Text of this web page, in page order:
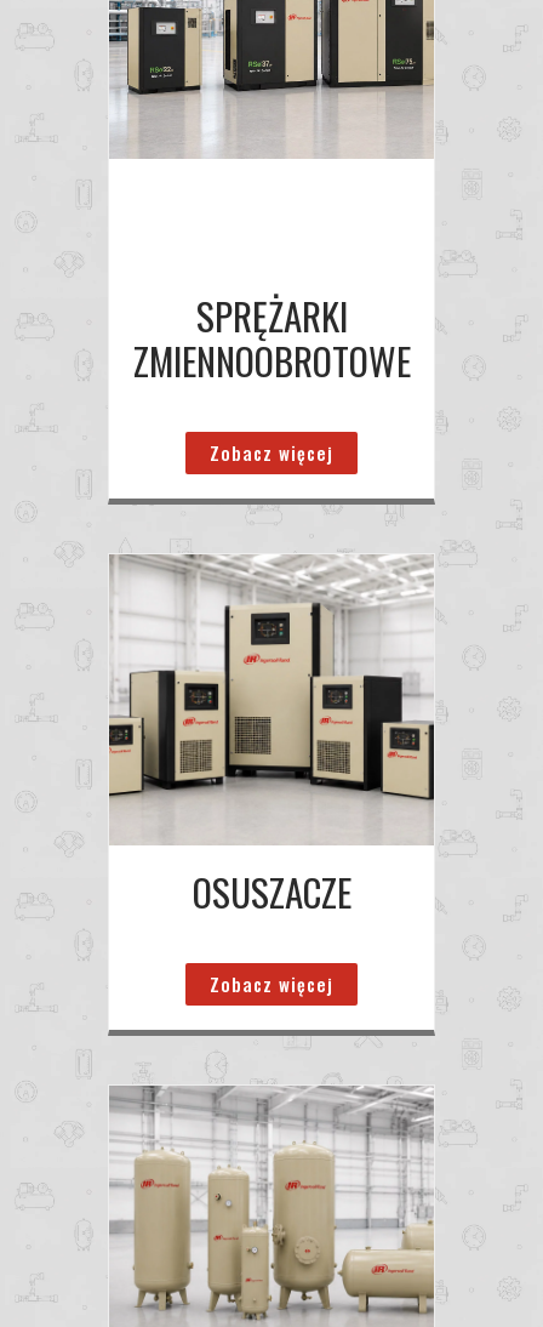
SPRĘŻARKI
ZMIENNOOBROTOWE
Zobacz więcej
OSUSZACZE
Zobacz więcej